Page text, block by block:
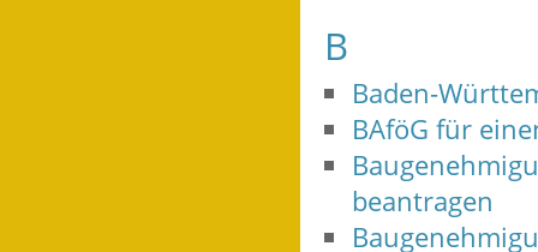
B
Baden-
BAföG für
beantragen